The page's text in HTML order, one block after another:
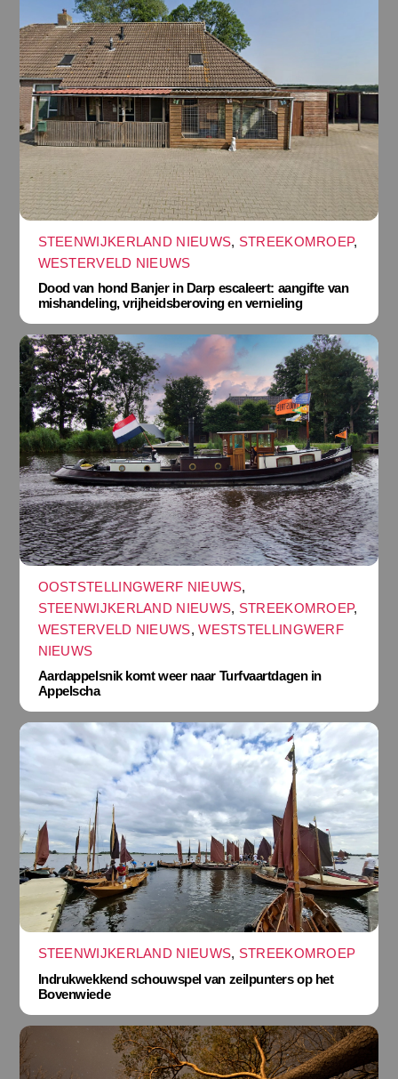
STEENWIJKERLAND NIEUWS, STREEKOMROEP,
WESTERVELD NIEUWS
Dood van hond Banjer in Darp escaleert: aangifte van
mishandeling, vrijheidsberoving en vernieling
OOSTSTELLINGWERF NIEUWS,
STEENWIJKERLAND NIEUWS, STREEKOMROEP,
WESTERVELD NIEUWS,WESTSTELLINGWERF
NIEUWS
Aardappelsnik komt weer naar Turfvaartdagen in
Appelscha
STEENWIJKERLAND NIEUWS, STREEKOMROEP
Indrukwekkend schouwspel van zeilpunters op het
Bovenwiede